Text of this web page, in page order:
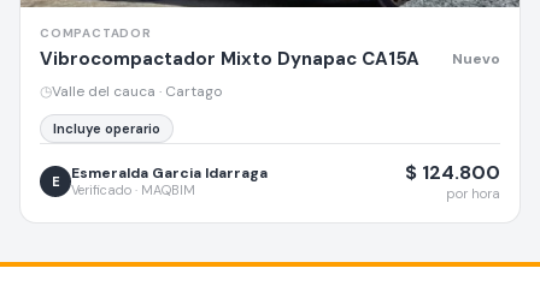
COMPACTADOR
Vibrocompactador Mixto Dynapac CA15A
Nuevo
◷Valle del cauca · Cartago
Incluye operario
E Esmeralda Garcia Idarraga
Verificado · MAQBIM
$ 124.800
por hora